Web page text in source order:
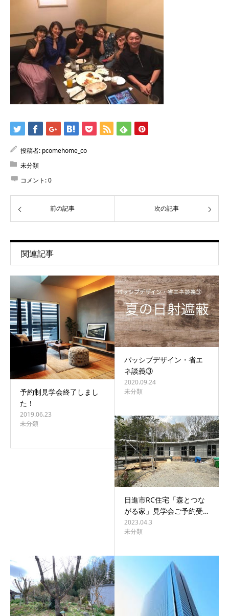
投稿者: pcomehome_co
未分類
コメント:0
前の記事 次の記事
関連記事
予約制見学会終了しまし
た！
2019.06.23
未分類
パッシブデザイン・省エ
ネ談義③
2020.09.24
未分類
日進市RC住宅「森とつな
がる家」見学会ご予約受…
2023.04.3
未分類